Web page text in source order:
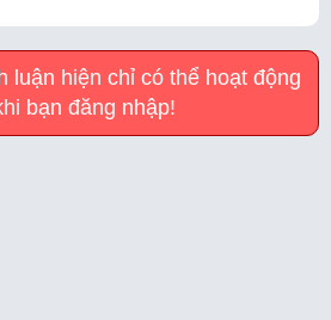
hiện chỉ có thể hoạt động
bạn đăng nhập!